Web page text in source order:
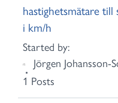
hastighetsmätare till
i km/h
Started by:
Jörgen Johansson-
1 Posts